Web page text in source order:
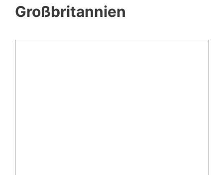
Großbritannien